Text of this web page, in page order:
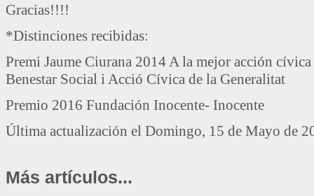
Gracias!!!!
*Distinciones recibidas:
Premi Jaume Ciurana 2014 A la mejor acción
Benestar Social i Acció Cívica de la Generalitat
Premio 2016 Fundación Inocente- Inocente
Última actualización el Domingo, 15 de Mayo de
Más artículos...